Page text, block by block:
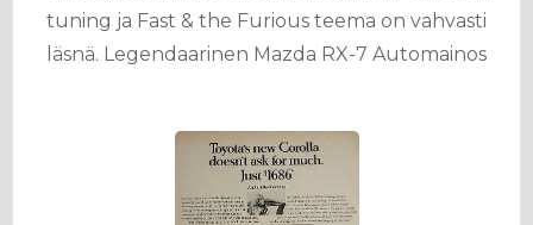
tuning ja Fast & the Furious teema on vahvasti
läsnä. Legendaarinen Mazda RX-7 Automainos